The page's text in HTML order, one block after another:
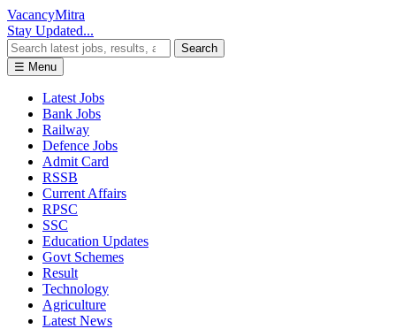
VacancyMitra
Stay Updated...
Search
☰ Menu
Latest Jobs
Bank Jobs
Railway
Defence Jobs
Admit Card
RSSB
Current Affairs
RPSC
SSC
Education Updates
Govt Schemes
Result
Technology
Agriculture
Latest News